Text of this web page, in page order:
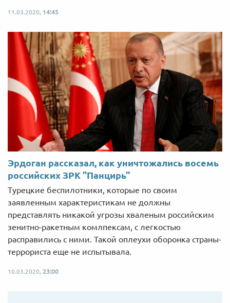
11.03.2020, 14:45
Эрдоган рассказал, как уничтожались восемь
российских ЗРК "Панцирь"
Турецкие беспилотники, которые по своим
заявленным характеристикам не должны
представлять никакой угрозы хваленым российским
зенитно-ракетным комлпексам, с легкостью
расправились с ними. Такой оплеухи оборонка страны-
террориста еще не испытывала.
10.03.2020, 23:00